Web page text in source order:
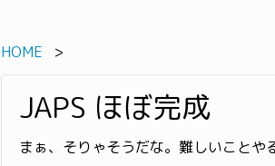
HOME
JAPS ほぼ完成
まぁ、そりゃそうだな。難しいことや